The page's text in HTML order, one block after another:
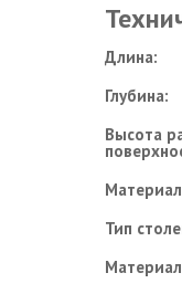
Длина:
Глубина:
Высота
Тип